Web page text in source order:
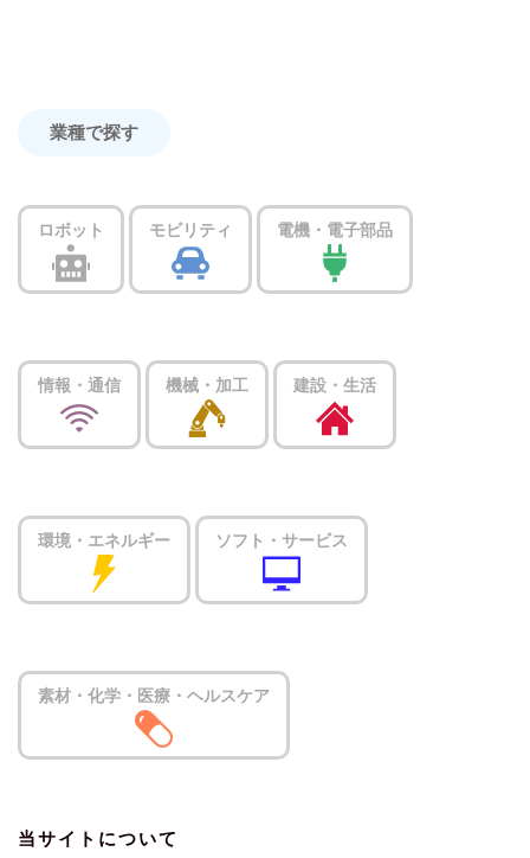
業種で探す
ロボット モビリティ 電機・電子部品
情報・通信 機械・加工 建設・生活
環境・エネルギー ソフト・サービス
素材・化学・医療・ヘルスケア
当サイトについて